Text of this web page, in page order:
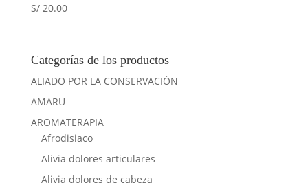
Valorado
con
S/20.00
Categorías de los productos
ALIADO POR LA CONSERVACIÓN
AMARU
AROMATERAPIA
Afrodisiaco
Alivia dolores articulares
Alivia dolores de cabeza